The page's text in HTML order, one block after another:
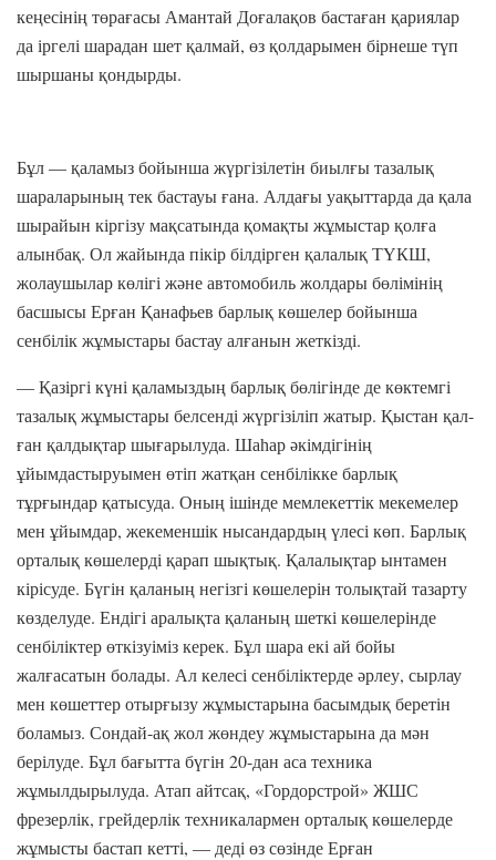
кеңесінің төрағасы Амантай Доғалақов бастаған қариялар
да іргелі шарадан шет қалмай, өз қолдарымен бірнеше түп
шыршаны қондырды.
Бұл — қаламыз бойынша жүргізілетін биылғы тазалық
шараларының тек бастауы ғана. Алдағы уақыттарда да қала
шырайын кіргізу мақсатында қомақты жұмыстар қолға
алынбақ. Ол жайында пікір білдірген қалалық ТҮКШ,
жолаушылар көлігі және автомобиль жолдары бөлімінің
басшысы Ерған Қанафьев барлық көшелер бойынша
сенбілік жұмыстары бастау алғанын жеткізді.
— Қазіргі күні қаламыздың барлық бөлігінде де көктемгі
тазалық жұмыстары белсенді жүргізіліп жатыр. Қыстан қал-
ған қалдықтар шығарылуда. Шаһар әкімдігінің
ұйымдастыруымен өтіп жатқан сенбілікке барлық
тұрғындар қатысуда. Оның ішінде мемлекеттік мекемелер
мен ұйымдар, жекеменшік нысандардың үлесі көп. Барлық
орталық көшелерді қарап шықтық. Қалалықтар ынтамен
кірісуде. Бүгін қаланың негізгі көшелерін толықтай тазарту
көзделуде. Ендігі аралықта қаланың шеткі көшелерінде
сенбіліктер өткізуіміз керек. Бұл шара екі ай бойы
жалғасатын болады. Ал келесі сенбіліктерде әрлеу, сырлау
мен көшеттер отырғызу жұмыстарына басымдық беретін
боламыз. Сондай-ақ жол жөндеу жұмыстарына да мән
берілуде. Бұл бағытта бүгін 20-дан аса техника
жұмылдырылуда. Атап айтсақ, «Гордорстрой» ЖШС
фрезерлік, грейдерлік техникалармен орталық көшелерде
жұмысты бастап кетті, — деді өз сөзінде Ерған